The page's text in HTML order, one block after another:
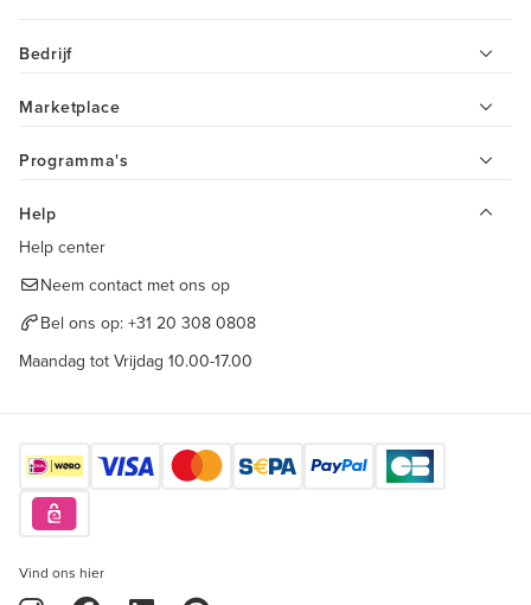
Bedrijf
Marketplace
Programma's
Help
Help center
Neem contact met ons op
Bel ons op: +31 20 308 0808
Maandag tot Vrijdag 10.00-17.00
Vind ons hier